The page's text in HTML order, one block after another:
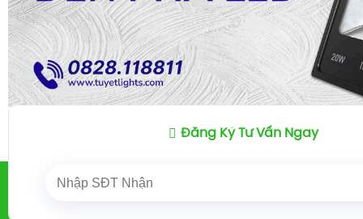
/ ĐÈN SÂN VƯỜN / ĐÈN PHA
Đăng Ký Tư Vấn Ngay